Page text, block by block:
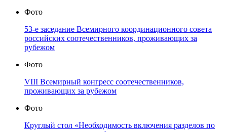
Фото
53-е заседание Всемирного координационного совета
российских соотечественников, проживающих за
рубежом
Фото
VIII Всемирный конгресс соотечественников,
проживающих за рубежом
Фото
Круглый стол «Необходимость включения разделов по